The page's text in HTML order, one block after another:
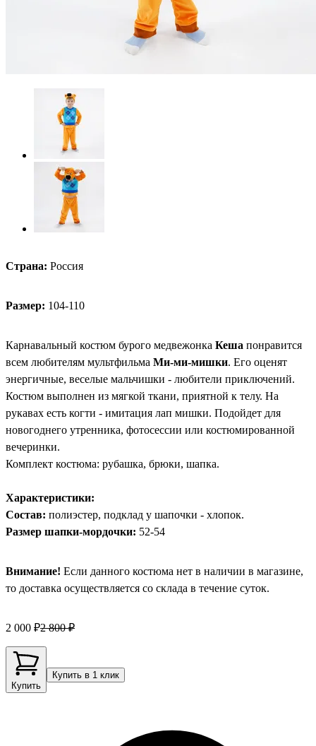
Страна: Россия
Размер: 104-110
Карнавальный костюм бурого медвежонка Кеша понравится
всем любителям мультфильма Ми-ми-мишки. Его оценят
энергичные, веселые мальчишки - любители приключений.
Костюм выполнен из мягкой ткани, приятной к телу. На
рукавах есть когти - имитация лап мишки. Подойдет для
новогоднего утренника, фотосессии или костюмированной
вечеринки.
Комплект костюма: рубашка, брюки, шапка.
Характеристики:
Состав: полиэстер, подклад у шапочки - хлопок.
Размер шапки-мордочки: 52-54
Внимание! Если данного костюма нет в наличии в магазине,
то доставка осуществляется со склада в течение суток.
2 000 ₽2 800 ₽
Купить
Купить в 1 клик